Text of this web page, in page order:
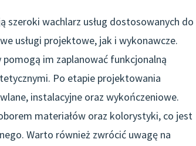
szeroki wachlarz usług dostosowanych do
usługi projektowe, jak i wykonawcze.
im zaplanować funkcjonalną
Po etapie projektowania
instalacyjne oraz wykończeniowe.
materiałów oraz kolorystyki, co jest
Warto również zwrócić uwagę na